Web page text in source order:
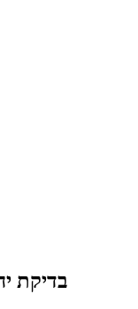
בדיקת